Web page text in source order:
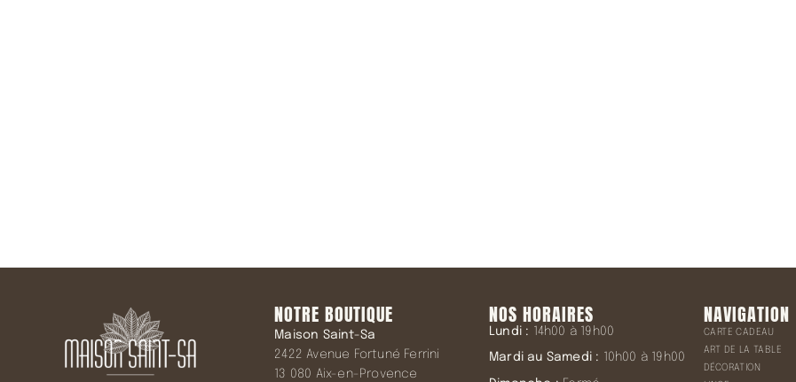
NOTRE BOUTIQUE
Maison Saint-Sa
2422 Avenue Fortuné Ferrini
13 080 Aix-en-Provence
NOS HORAIRES
Lundi : 14h00 à 19h00
Mardi au Samedi : 10h00 à 19h00
NAVIGATION
CARTE CADEAU
ART DE LA TABLE
DÉCORATION